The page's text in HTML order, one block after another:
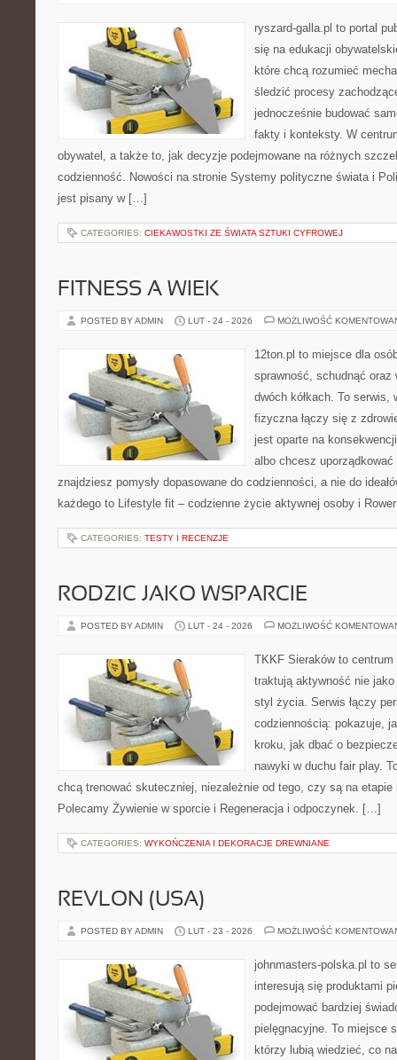
ryszard-galla.pl to portal
się na edukacji
które chcą rozumieć
śledzić procesy
jednocześnie budować
fakty i konteksty. W
obywatel, a także to, jak decyzje podejmowane na różnych
codzienność. Nowości na stronie Systemy polityczne świata i
jest pisany w […]
CATEGORIES: CIEKAWOSTKI ZE ŚWIATA SZTUKI CYFROWEJ
FITNESS A WIEK
POSTED BY ADMIN LUT - 24 - 2026 MOŻLIWOŚĆ
12ton.pl to miejsce dla
sprawność, schudnąć oraz
dwóch kółkach. To
fizyczna łączy się z
jest oparte na
albo chcesz
znajdziesz pomysły dopasowane do codzienności, a nie do
każdego to Lifestyle fit – codzienne życie aktywnej osoby i
CATEGORIES: TESTY I RECENZJE
RODZIC JAKO WSPARCIE
POSTED BY ADMIN LUT - 24 - 2026 MOŻLIWOŚĆ
TKKF Sieraków to
traktują aktywność nie
styl życia. Serwis łączy
codziennością: pokazuje,
kroku, jak dbać o
nawyki w duchu fair play.
chcą trenować skuteczniej, niezależnie od tego, czy są na etapie
Polecamy Żywienie w sporcie i Regeneracja i odpoczynek. […]
CATEGORIES: WYKOŃCZENIA I DEKORACJE DREWNIANE
REVLON (USA)
POSTED BY ADMIN LUT - 23 - 2026 MOŻLIWOŚĆ
johnmasters-polska.pl to
interesują się produktami
podejmować bardziej
pielęgnacyjne. To miejsce
którzy lubią wiedzieć, co